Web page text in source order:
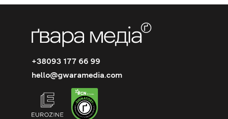
+38093 177 66 99
hello@gwaramedia.com